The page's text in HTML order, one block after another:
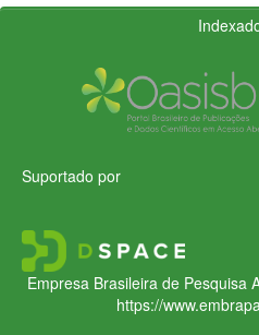
Suportado por
Empresa Brasileira de Pesquisa
https://